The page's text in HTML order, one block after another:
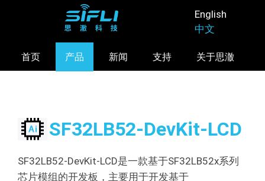
要
English
中文
首页 产品 新闻 支持 关于思澈
SF32LB52-DevKit-LCD
SF32LB52-DevKit-LCD是一款基于SF32LB52x系列
芯片模组的开发板，主要用于开发基于